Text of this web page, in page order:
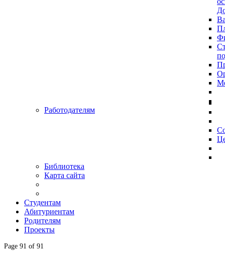
Работодателям
Библиотека
Карта сайта
Студентам
Абитуриентам
Родителям
Проекты
Page 91 of 91